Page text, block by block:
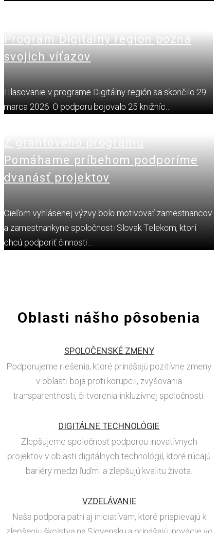
Program Digitálny región pozná
svojich víťazov
Hlasovanie v programe Digitálny región sa skončilo 29.
marca 2026. O podporu bojovalo 25 knižníc…
Z grantového programu
Pomáhame príbehom podporíme
dvanásť projektov
Cieľom vyhlásenej výzvy bolo motivovať zamestnancov
a zamestnankyne spoločnosti Slovak Telekom, ktorí
chcú podporiť činnosti…
Oblasti nášho pôsobenia
SPOLOČENSKÉ ZMENY
Podporujeme riešenia, ktoré prinášajú pozitívne zmeny
v oblasti boja proti korupcii, zvyšovania
transparentnosti, či tvorenia inkluzívnej spoločnosti.
DIGITÁLNE TECHNOLÓGIE
Zlepšujeme spoločnosť podporou inovatívnych
projektov v oblasti digitálnych technológií, ktoré rúcajú
bariéry medzi ľuďmi a zlepšujú kvalitu života.
VZDELÁVANIE
Naša podpora patrí aj iniciatívam, ktoré prispievajú k